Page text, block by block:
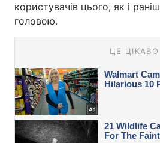
користувачів цього, як і
головою.